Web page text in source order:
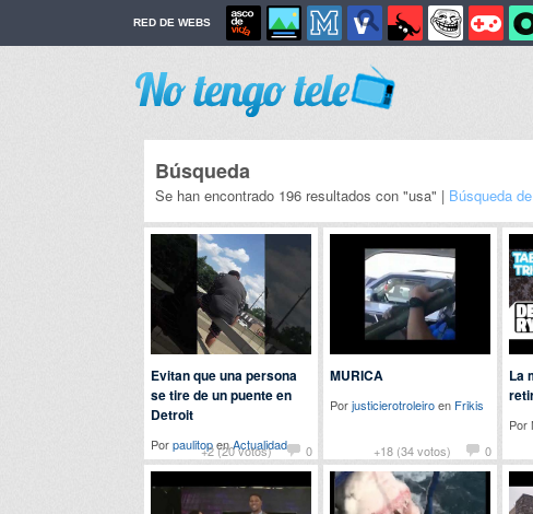
RED DE WEBS
Búsqueda
Se han encontrado 196 resultados con "usa" | Búsqueda
+2 (20 votos) 0
Evitan que una persona
se tire de un puente en
Detroit
PorpaulitopenActualidad +18 (34 votos) 0
MURICA
Porjusticierotroleiroen Frikis
La
Por